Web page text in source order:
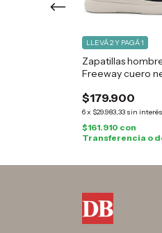
Zapatillas
Freeway cuero
$179.900
6x $29.983,33 sin interés
LLEVÁ 2 Y PAGÁ 1
$161.910 con
Transferencia o